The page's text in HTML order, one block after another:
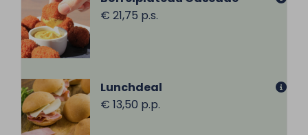
€ 21,75 p.s.
Lunchdeal
€ 13,50 p.p.